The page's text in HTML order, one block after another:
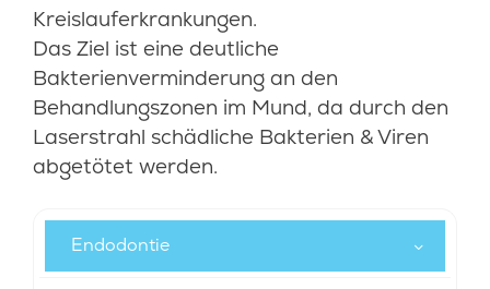
Kreislauferkrankungen.
Das Ziel ist eine deutliche
Bakterienverminderung an den
Behandlungszonen im Mund, da durch den
Laserstrahl schädliche Bakterien & Viren
abgetötet werden.
Endodontie